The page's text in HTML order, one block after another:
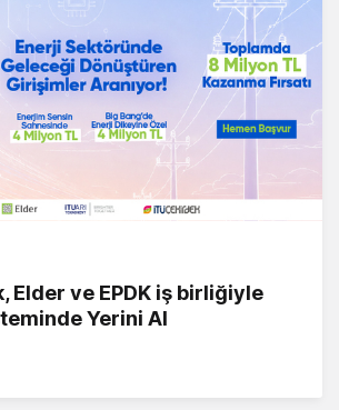
Elder ve EPDK iş birliğiyle
Yerini Al